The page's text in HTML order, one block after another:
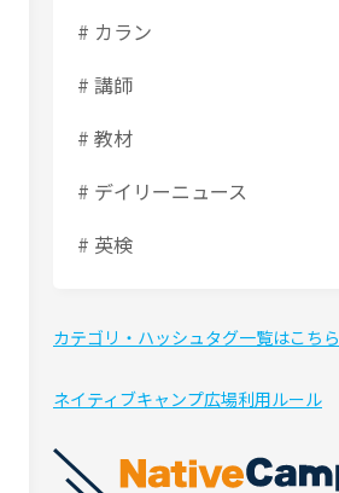
# カラン
# 講師
# 教材
# デイリーニュース
# 英検
カテゴリ・ハッシュタグ一覧はこちら
ネイティブキャンプ広場利用ルール